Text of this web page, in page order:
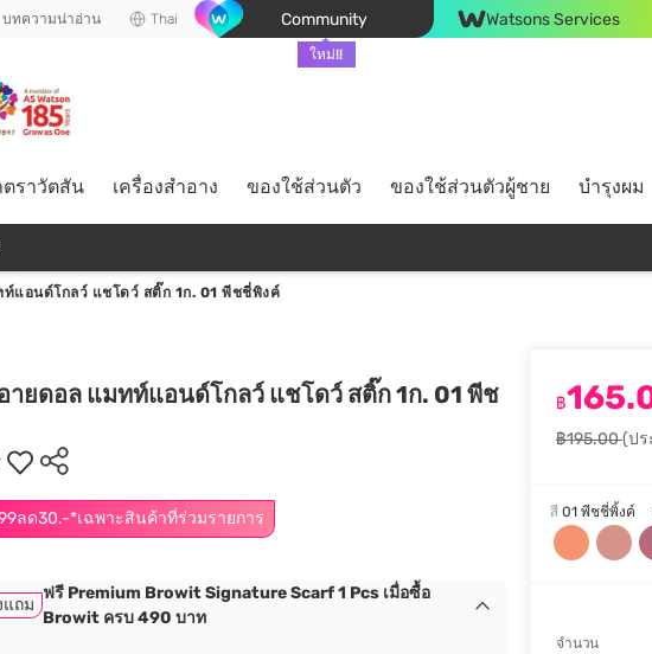
บทความน่าอ่าน Thai Community
ใหม่!!
Watsons Services
ราวัตสัน เครื่องสำอาง ของใช้ส่วนตัว ของใช้ส่วนตัวผู้ชาย บำรุงผม
แอนด์โกลว์ แชโดว์ สติ๊ก 1ก. 01 พีชชี่พิงค์
ายดอล แมทท์แอนด์โกลว์ แชโดว์ สติ๊ก 1ก. 01 พีช
ลด30.-*เฉพาะสินค้าที่ร่วมรายการ
฿
฿195.00(ปร
สี 01 พีชชี่พิ้งค์
จำนวน
ถม
ฟรี Premium Browit Signature Scarf 1 Pcs เมื่อซื้อ
Browit ครบ 490 บาท